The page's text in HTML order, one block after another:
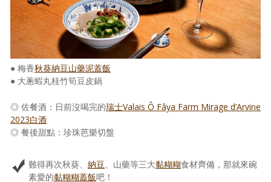
● 梅香秋葵納豆山藥泥蓋飯
● 大蔥蝦丸桂竹筍豆皮鍋
◎ 佐餐酒：日前沒喝完的瑞士Valais Ô Fâya Farm Mirage d’Arvine
2023白酒
◎ 餐後甜點：珍珠芭樂切盤
難得再次秋葵、 納豆、山藥等三大黏糊糊食材齊備，那就來碗
素愛的黏糊糊蓋飯吧！